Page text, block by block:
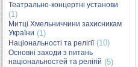
Театрально-концертні установи
(1)
Митці Хмельниччини захисникам
України (1)
Національності та релігії(10)
Основні заходи з питань
національностей та релігій (5)